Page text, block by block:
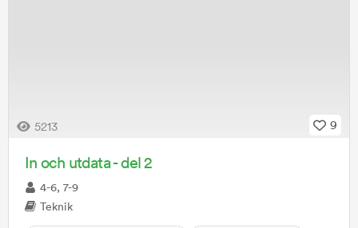
5213 9
In och utdata - del 2
4-6, 7-9
Teknik